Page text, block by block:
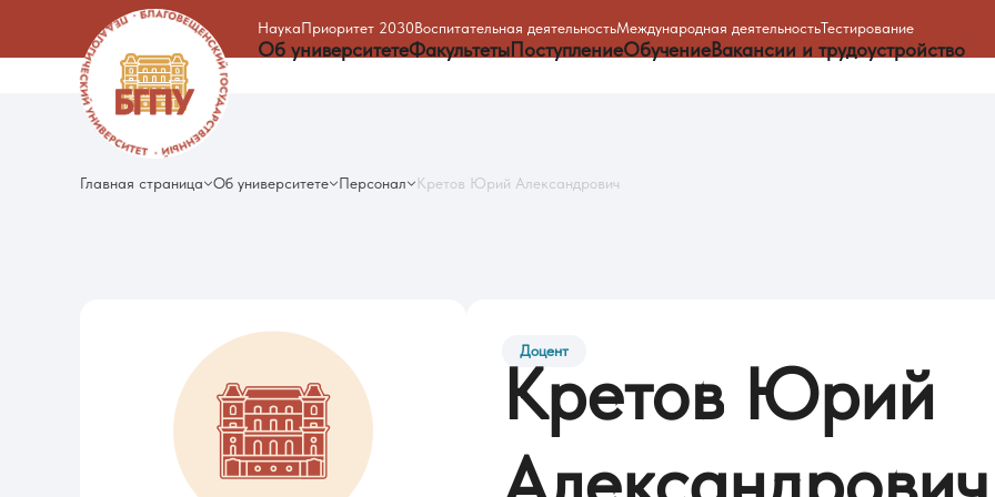
НаукаПриоритет 2030Воспитательная деятельностьМеждународная деятельностьТестирование
Об университетеФакультетыПоступлениеОбучениеВакансии и трудоустройство
Главная страница Об университете Персонал Кретов Юрий Александрович
Доцент
Кретов Юрий